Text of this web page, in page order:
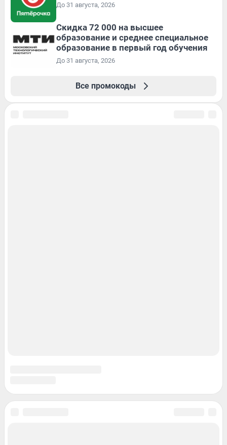
До 31 августа, 2026
Скидка 72 000 на высшее
образование и среднее специальное
образование в первый год обучения
До 31 августа, 2026
Все промокоды